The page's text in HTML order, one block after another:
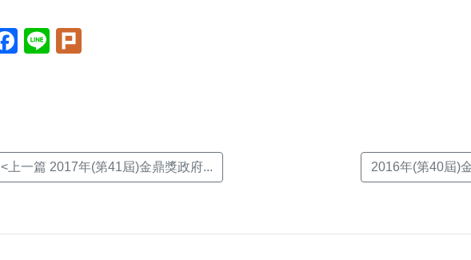
Facebook(另
開
Line(另
開
<上一篇 2017年(第41屆)金鼎獎政府... 2016年(第40屆)